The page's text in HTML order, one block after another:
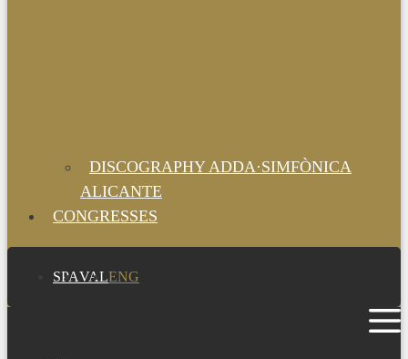
DISCOGRAPHY ADDA·SIMFÒNICA
ALICANTE
CONGRESSES
SPAVALENG